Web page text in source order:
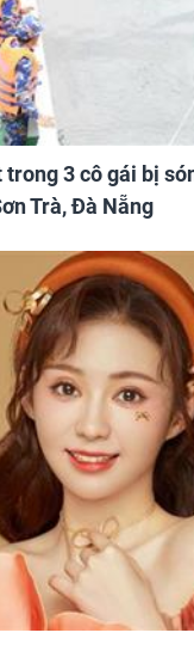
3 cô gái bị
Trà, Đà Nẵng